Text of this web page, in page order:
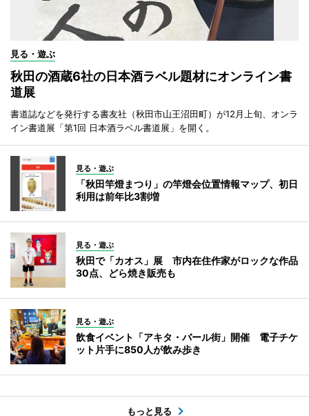
見る・遊ぶ
秋田の酒蔵6社の日本酒ラベル題材にオンライン書
道展
書道誌などを発行する書友社（秋田市山王沼田町）が12月上旬、オンラ
イン書道展「第1回 日本酒ラベル書道展」を開く。
見る・遊ぶ
「秋田竿燈まつり」の竿燈会位置情報マップ、初日
利用は前年比3割増
見る・遊ぶ
秋田で「カオス」展 市内在住作家がロックな作品
30点、どら焼き販売も
見る・遊ぶ
飲食イベント「アキタ・バール街」開催 電子チケ
ット片手に850人が飲み歩き
もっと見る